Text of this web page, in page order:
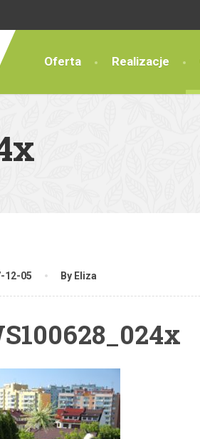
Oferta Realizacje
12-05 By Eliza